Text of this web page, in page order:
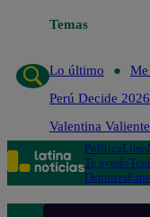
Temas
Lo último
Me
Perú Decide 2026
Valentina Valiente
PolíticaLima
Te ayudo
Deportes